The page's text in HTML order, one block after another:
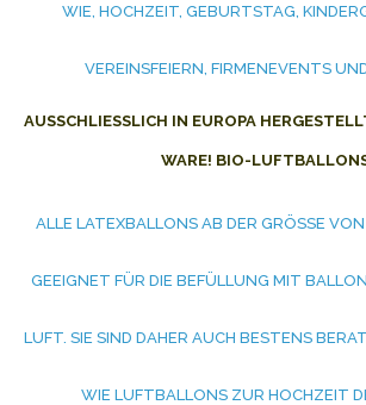
WIE, HOCHZEIT, GEBURTSTAG,
VEREINSFEIERN, FIRMENEVENTS
AUSSCHLIESSLICH IN EUROPA
ARE! BIO-
ALLE LATEXBALLONS AB DER GRÖSSE VON
EEIGNET FÜR DIE BEFÜLLUNG MIT
UFT. SIE SIND DAHER AUCH BESTENS
IE LUFTBALLONS ZUR HOCHZEIT